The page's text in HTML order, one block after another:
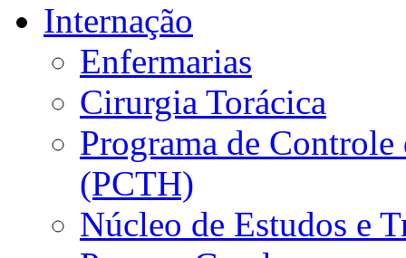
Internação
Enfermarias
Cirurgia Torácica
Programa de
(PCTH)
Núcleo de Estudos e